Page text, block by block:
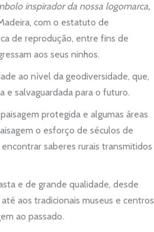
inspirador da nossa logomarca,
com o estatuto de
de reprodução, entre fins de
aos seus ninhos.
ao nível da geodiversidade, que,
salvaguardada para o futuro.
protegida e algumas áreas
o esforço de séculos de
saberes rurais transmitidos
e de grande qualidade, desde
aos tradicionais museus e centros
ao passado.